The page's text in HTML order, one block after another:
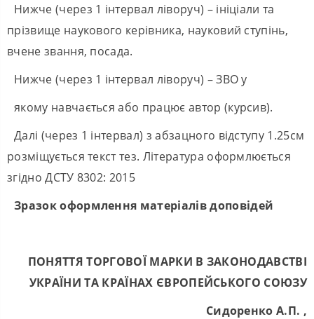
Нижче (через 1 інтервал ліворуч) – ініціали та
прізвище наукового керівника, науковий ступінь,
вчене звання, посада.
Нижче (через 1 інтервал ліворуч) – ЗВО у
якому навчається або працює автор (курсив).
Далі (через 1 інтервал) з абзацного відступу 1.25см
розміщується текст тез. Література оформлюється
згідно ДСТУ 8302: 2015
Зразок оформлення матеріалів доповідей
ПОНЯТТЯ ТОРГОВОЇ МАРКИ В ЗАКОНОДАВСТВІ
УКРАЇНИ ТА КРАЇНАХ ЄВРОПЕЙСЬКОГО СОЮЗУ
Сидоренко А.П. ,